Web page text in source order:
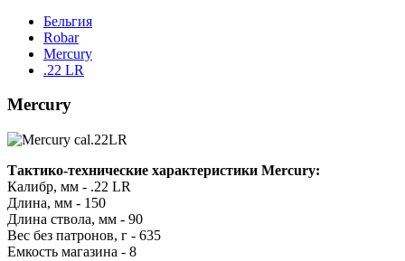
Бельгия
Robar
Mercury
.22 LR
Mercury
Тактико-технические характеристики Mercury:
Калибр, мм - .22 LR
Длина, мм - 150
Длина ствола, мм - 90
Вес без патронов, г - 635
Емкость магазина - 8